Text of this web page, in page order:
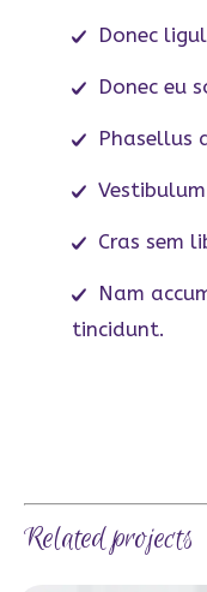
Donec
Donec eu
Phasellus
Cras sem
Nam
tincidunt.
Related projects